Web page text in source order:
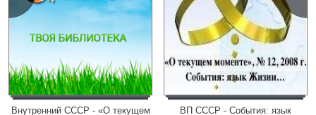
Внутренний СССР - «О текущем
ВП СССР - События: язык